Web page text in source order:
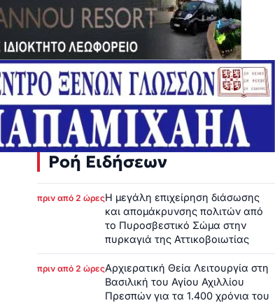
Ροή Ειδήσεων
πριν από 2 ώρεςΗ μεγάλη επιχείρηση διάσωσης
και απομάκρυνσης πολιτών από
το Πυροσβεστικό Σώμα στην
πυρκαγιά της Αττικοβοιωτίας
πριν από 2 ώρεςΑρχιερατική Θεία Λειτουργία στη
Βασιλική του Αγίου Αχιλλίου
Πρεσπών για τα 1.400 χρόνια του